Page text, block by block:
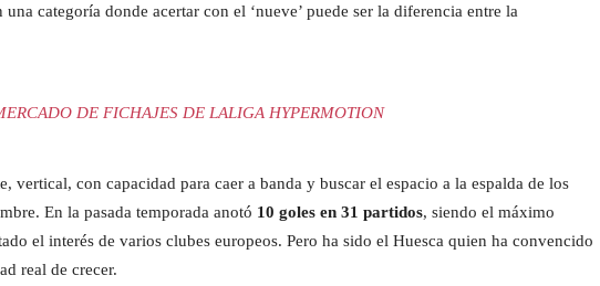
categoría donde acertar con el ‘nueve’ puede ser la diferencia entre la
DE FICHAJES DE LALIGA HYPERMOTION
vertical, con capacidad para caer a banda y buscar el espacio a la espalda de los
En la pasada temporada anotó 10 goles en 31 partidos, siendo el máximo
el interés de varios clubes europeos. Pero ha sido el Huesca quien ha convencido
real de crecer.